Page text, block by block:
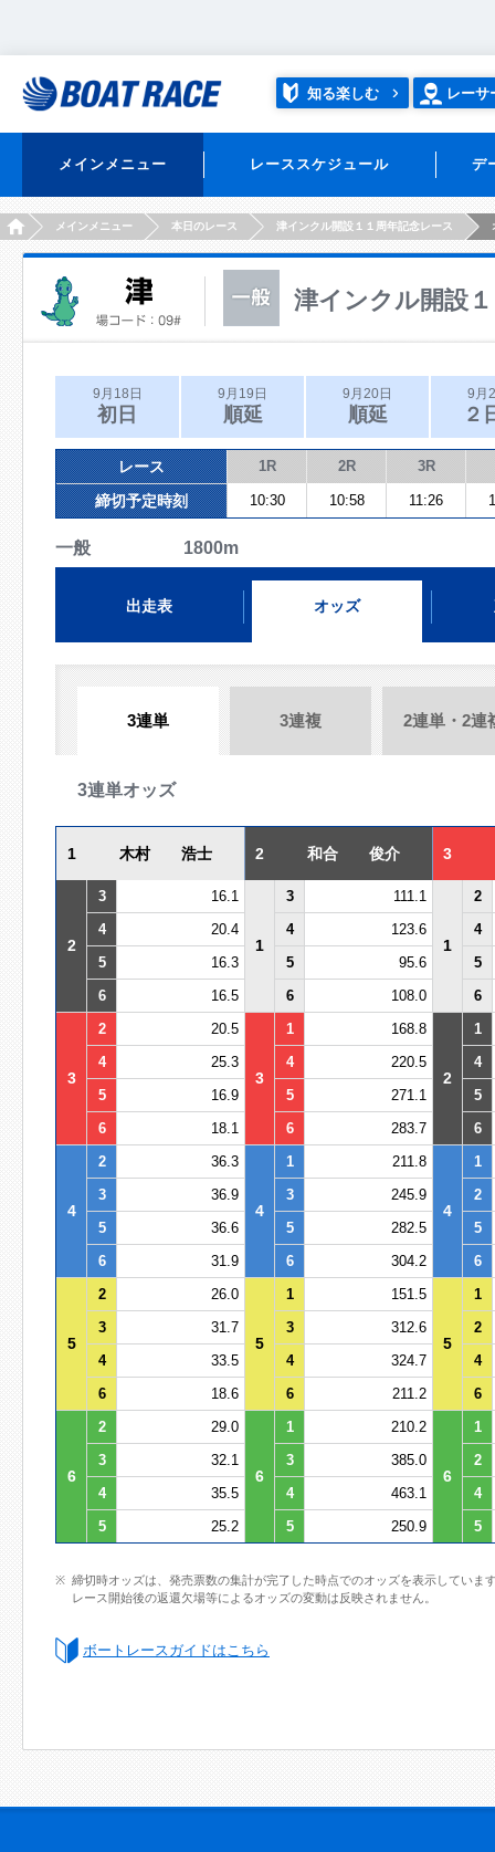
知る楽しむ レーサ
メインメニュー レーススケジュール デ
HOMEメインメニュー 本日のレース 津インクル開設１１周年記念レース
津インクル開設
9月18日
初日
9月19日
順延
9月20日
順延
9月
２
レース 1R 2R 3R
締切予定時刻 10:30 10:58 11:26
一般 1800m
出走表 オッズ
3連単 3連複 2連単・2連
3連単オッズ
1 木村 浩士 2 和合 俊介 3
2
3 16.1
1
3 111.1
1
2
4
20.4 4 123.6
4
5
16.3 5 95.6
5
6
16.5 6 108.0 6
3
2 20.5
3
1 168.8
2
1
4
25.3 4 220.5
4
5
16.9 5 271.1
5
6
18.1 6 283.7 6
4
2 36.3
4
1 211.8
4
1
3
36.9 3 245.9
2
5
36.6 5 282.5
5
6
31.9 6 304.2 6
5
2 26.0
5
1 151.5
5
1
3
31.7 3 312.6
2
4
33.5 4 324.7
4
6
18.6 6 211.2 6
6
2 29.0
6
1 210.2
6
1
3
32.1 3 385.0
2
4
35.5 4 463.1
4
5
25.2 5 250.9 5
締切時オッズは、発売票数の集計が完了した時点でのオッズを表示していま
レース開始後の返還欠場等によるオッズの変動は反映されません。
ボートレースガイドはこちら